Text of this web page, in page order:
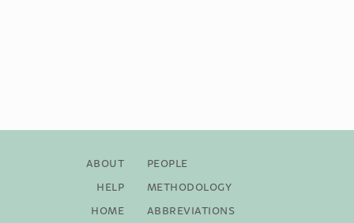
About
Help
Home
People
Methodology
Abbreviations